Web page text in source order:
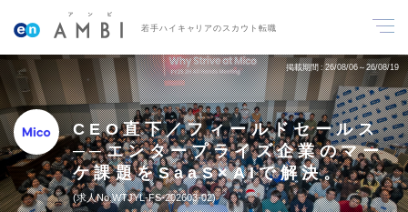
若手ハイキャリアのスカウト転職
掲載期間 26/08/06～26/08/19
CEO直下／フィールドセールス
──エンタープライズ企業のマー
ケ課題をSaaS×AIで解決。
求人No.WTJYL-FS-202603-02